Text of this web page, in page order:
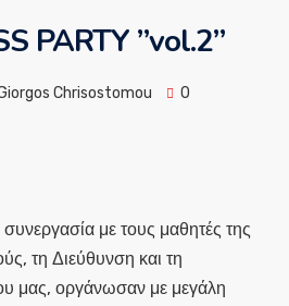
PARTY ”vol.2”
Chrisostomou 0
συνεργασία με τους μαθητές της
τη Διεύθυνση και τη
μας, οργάνωσαν με μεγάλη